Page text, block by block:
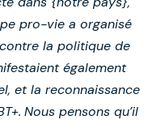
pro-vie a organisé
la politique de
également
et la reconnaissance
Nous pensons qu’il